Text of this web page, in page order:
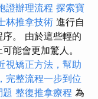
證辦理流程 探索寶
林推拿技術 進行自
。 由於這些輕的
能會更加驚人。
視矯正方法，幫助
完整流程一步到位
題 整復推拿療程 為